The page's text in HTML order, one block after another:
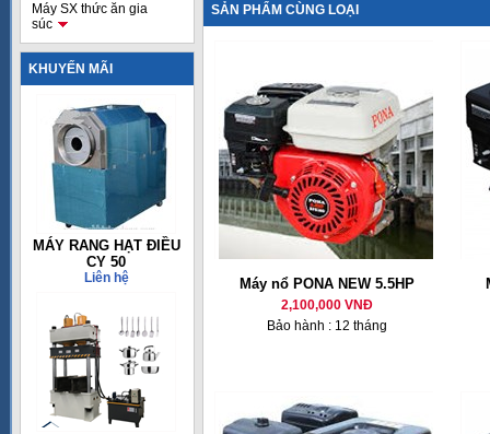
Máy SX thức ăn gia
súc
KHUYẾN MÃI
MÁY RANG HẠT ĐIỀU
CY 50
Liên hệ
SẢN PHẨM CÙNG LOẠI
Máy nổ PONA NEW 5.5HP
2,100,000 VNĐ
Bảo hành : 12 tháng